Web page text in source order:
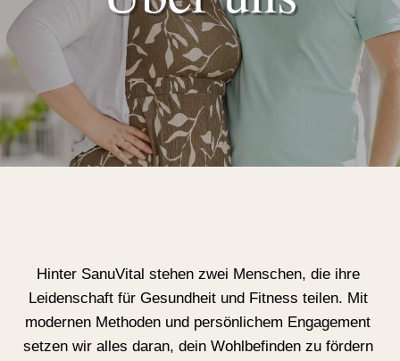
Hinter SanuVital stehen zwei Menschen, die ihre
Leidenschaft für Gesundheit und Fitness teilen. Mit
modernen Methoden und persönlichem Engagement
setzen wir alles daran, dein Wohlbefinden zu fördern